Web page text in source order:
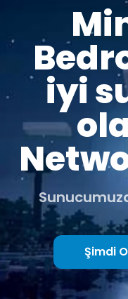
iyi
Şimdi